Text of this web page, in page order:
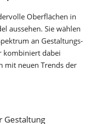
Oberflächen in
aussehen. Sie wählen
an Gestaltungs­
kombiniert dabei
mit neuen Trends der